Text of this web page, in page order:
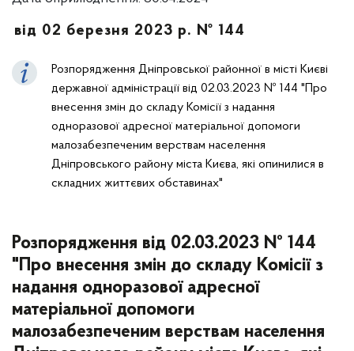
від 02 березня 2023 р. № 144
Розпорядження Дніпровської районної в місті Києві
державної адміністрації від 02.03.2023 № 144 "Про
внесення змін до складу Комісії з надання
одноразової адресної матеріальної допомоги
малозабезпеченим верствам населення
Дніпровського району міста Києва, які опинилися в
складних життєвих обставинах"
Розпорядження від 02.03.2023 № 144
"Про внесення змін до складу Комісії з
надання одноразової адресної
матеріальної допомоги
малозабезпеченим верствам населення